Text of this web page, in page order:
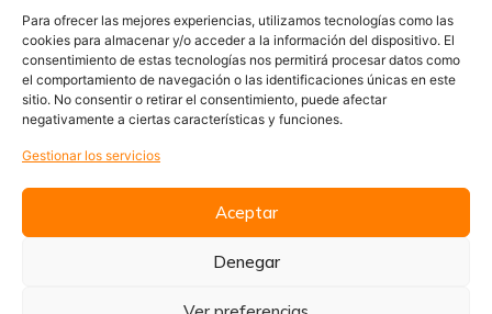
Para ofrecer las mejores experiencias, utilizamos tecnologías como las
cookies para almacenar y/o acceder a la información del dispositivo. El
consentimiento de estas tecnologías nos permitirá procesar datos como
el comportamiento de navegación o las identificaciones únicas en este
sitio. No consentir o retirar el consentimiento, puede afectar
negativamente a ciertas características y funciones.
Gestionar los servicios
Aceptar
Denegar
Aviso Legal
Privacidad
Cookies